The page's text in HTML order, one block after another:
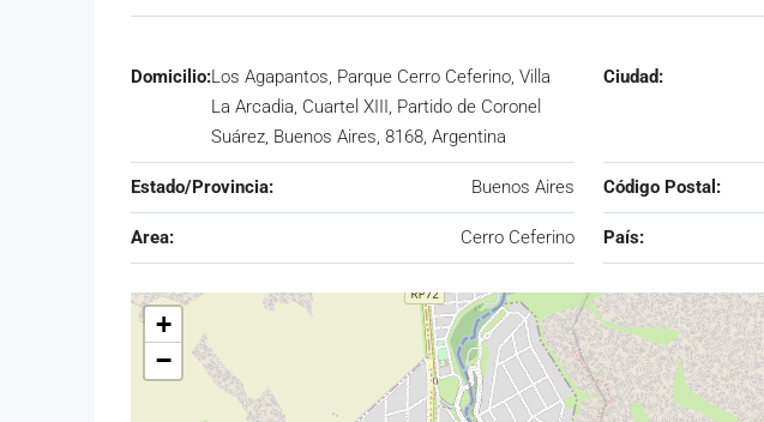
Domicilio:Los Agapantos, Parque Cerro Ceferino, Villa
La Arcadia, Cuartel XIII, Partido de Coronel
Suárez, Buenos Aires, 8168, Argentina
Ciudad:
Estado/Provincia: Buenos Aires Código Postal:
Area: Cerro Ceferino País:
+
−